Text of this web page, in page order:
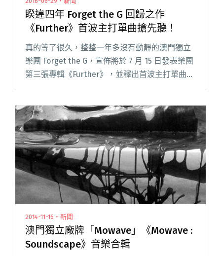
睽違四年 Forget the G 回歸之作
《Further》首波主打單曲搶先聽！
真的等了很久，整整一年多沒有動靜的澳門獨立
樂團 Forget the G，宣佈將於 7 月 15 日發表樂團
第三張專輯《Further》，並釋出首波主打單曲
〈The Day〉。 被譽為當代澳門最具代表性的獨
Forget the G 回歸之作《Further》首波主打單曲
搶先聽！"
2014-11-16・新聞
澳門獨立廠牌「Mowave」《Mowave :
Soundscape》音樂合輯